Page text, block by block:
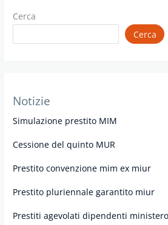
Cerca
Cerca
Notizie
Simulazione prestito MIM
Cessione del quinto MUR
Prestito convenzione mim ex miur
Prestito pluriennale garantito miur
Prestiti agevolati dipendenti